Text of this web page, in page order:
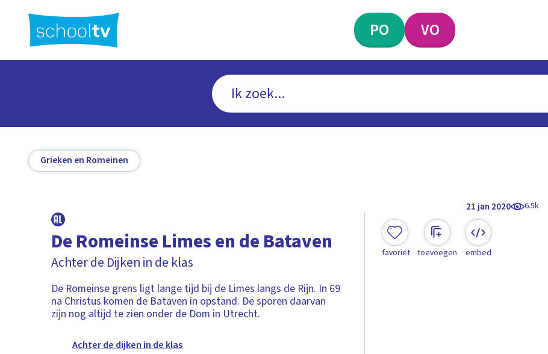
hoofdinhoud
PO VO
Grieken en Romeinen
21 jan 2020 6.5k
De Romeinse Limes en de Bataven
Achter de Dijken in de klas
De Romeinse grens ligt lange tijd bij de Limes langs de Rijn. In 69
na Christus komen de Bataven in opstand. De sporen daarvan
zijn nog altijd te zien onder de Dom in Utrecht.
Achter de dijken in de klas
favoriet toevoegen embed